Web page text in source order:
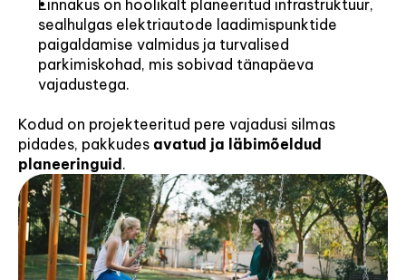
Linnakus on hoolikalt planeeritud infrastruktuur,
sealhulgas elektriautode laadimispunktide
paigaldamise valmidus ja turvalised
parkimiskohad, mis sobivad tänapäeva
vajadustega.
Kodud on projekteeritud pere vajadusi silmas
pidades, pakkudes avatud ja läbimõeldud
planeeringuid .